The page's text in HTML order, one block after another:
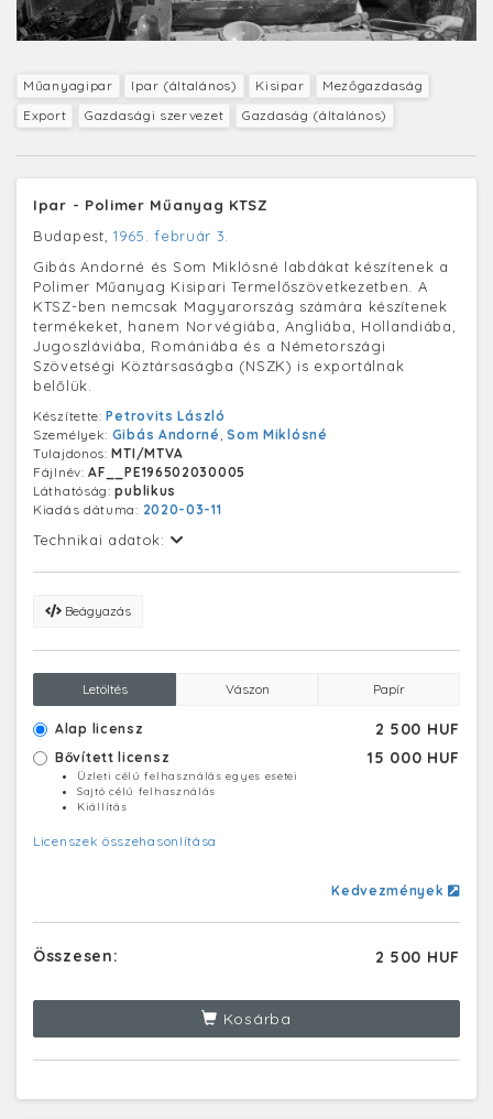
Műanyagipar Ipar (általános) Kisipar
Mezőgazdaság
Export
Gazdasági szervezet Gazdaság (általános)
Ipar - Polimer Műanyag KTSZ
Budapest, 1965. február 3.
Gibás Andorné és Som Miklósné labdákat készítenek a
Polimer Műanyag Kisipari Termelőszövetkezetben. A
KTSZ-ben nemcsak Magyarország számára készítenek
termékeket, hanem Norvégiába, Angliába, Hollandiába,
Jugoszláviába, Romániába és a Németországi
Szövetségi Köztársaságba (NSZK) is exportálnak
belőlük.
Készítette:Petrovits László
Személyek: Gibás Andorné,Som Miklósné
Tulajdonos:MTI/MTVA
Fájlnév:AF__PE196502030005
Láthatóság:publikus
Kiadás dátuma: 2020-03-11
Technikai adatok:
Beágyazás
Letöltés Vászon Papír
Alap licensz 2 500 HUF
Bővített licensz 15 000 HUF
Üzleti célú felhasználás egyes esetei
Sajtó célú felhasználás
Kiállítás
Licenszek összehasonlítása
Kedvezmények
Összesen: 2 500 HUF
Kosárba